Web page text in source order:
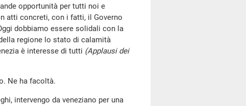
opportunità per tutti noi e
atti concreti, con i fatti, il Governo
dobbiamo essere solidali con la
regione lo stato di calamità
è interesse di tutti (Applausi dei
Ne ha facoltà.
intervengo da veneziano per una